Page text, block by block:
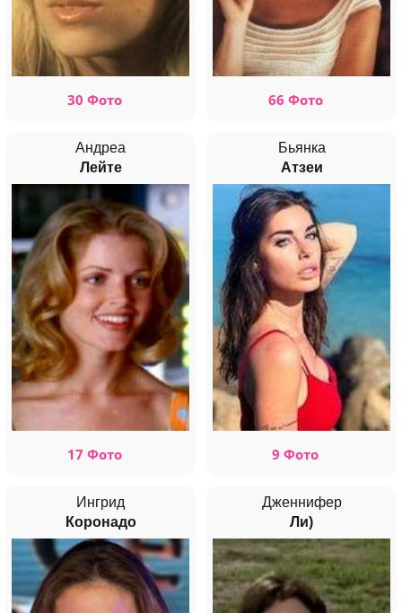
30 Фото 66 Фото
Андреа
Лейте
17 Фото
Бьянка
Атзеи
9 Фото
Ингрид
Коронадо
Дженнифер
Ли)